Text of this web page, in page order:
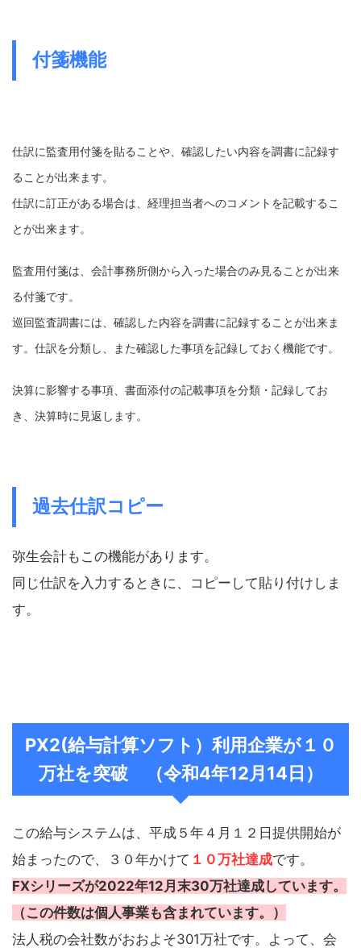
付箋機能
仕訳に監査用付箋を貼ることや、確認したい内容を調書に記録す
ることが出来ます。
仕訳に訂正がある場合は、経理担当者へのコメントを記載するこ
とが出来ます。
監査用付箋は、会計事務所側から入った場合のみ見ることが出来
る付箋です。
巡回監査調書には、確認した内容を調書に記録することが出来ま
す。仕訳を分類し、また確認した事項を記録しておく機能です。
決算に影響する事項、書面添付の記載事項を分類・記録してお
き、決算時に見返します。
過去仕訳コピー
弥生会計もこの機能があります。
同じ仕訳を入力するときに、コピーして貼り付けしま
す。
PX2(給与計算ソフト）利用企業が１０
万社を突破 （令和4年12月14日）
この給与システムは、平成５年４月１２日提供開始が
始まったので、３０年かけて １０万社達成です。
FXシリーズが2022年12月末30万社達成しています。
（この件数は個人事業も含まれています。）
法人税の会社数がおおよそ301万社です。よって、会